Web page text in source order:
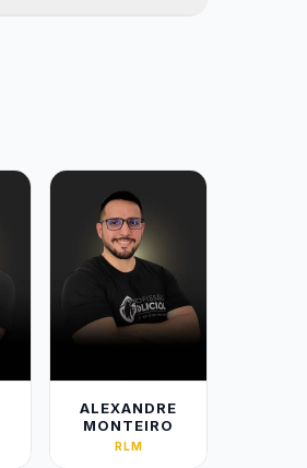
ALEXANDRE
MONTEIRO
RLM